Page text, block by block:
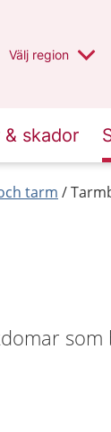
Du har valt region
Välj en annan
region
skador
tarm